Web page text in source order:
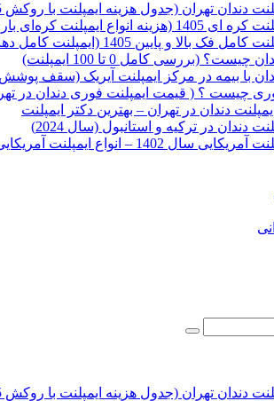
دندان تهران (جدول هزینه ایمپلنت با روکش 1405)
انواع ایمپلنت کره‌ای با‌روکش)
فک بالا و پایین 1405 (ایمپلنت کامل دهان)
چیست؟ (بررسی کامل 0 تا 100 ایمپلنت)
با بیمه در مرکز ایمپلنت آیریک (سقف
چیست ؟ ( قیمت ایمپلنت فوری دندان در
دندان در تهران – بهترین دکتر ایمپلنت
دندان در ترکیه و استانبول (سال 2024)
سال 1402 – انواع ایمپلنت آمریکایی
دندان تهران (جدول هزینه ایمپلنت با روکش 1405)